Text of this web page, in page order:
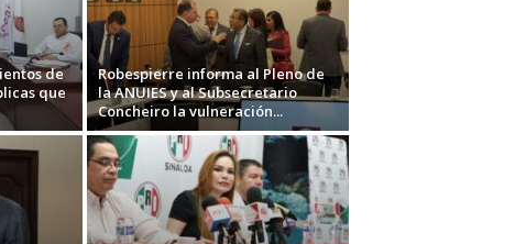
de
que
Robespierre informa al Pleno de
la ANUIES y al Subsecretario
Concheiro la vulneración...